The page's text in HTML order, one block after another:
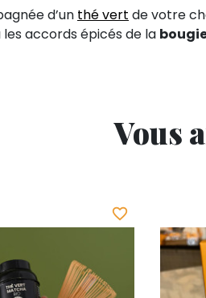
d’un thé vert de votre
les accords épicés de la
Vous
favorite_border